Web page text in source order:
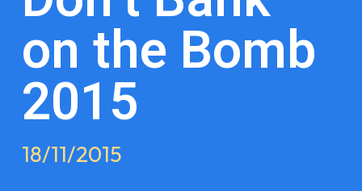
on the Bomb
2015
18/11/2015